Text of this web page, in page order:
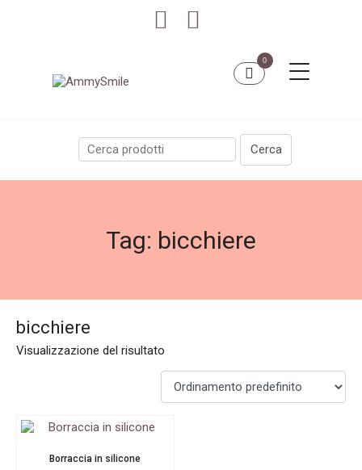
0
Tag: bicchiere
bicchiere
Visualizzazione del risultato
Borraccia in silicone